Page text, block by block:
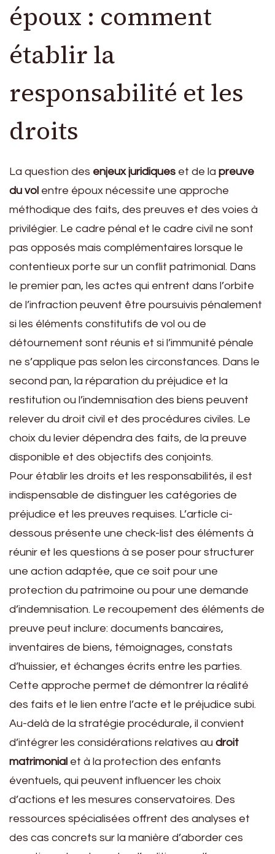
époux : comment
établir la
responsabilité et les
droits
La question des enjeux juridiques et de la preuve
du vol entre époux nécessite une approche
méthodique des faits, des preuves et des voies à
privilégier. Le cadre pénal et le cadre civil ne sont
pas opposés mais complémentaires lorsque le
contentieux porte sur un conflit patrimonial. Dans
le premier pan, les actes qui entrent dans l’orbite
de l’infraction peuvent être poursuivis pénalement
si les éléments constitutifs de vol ou de
détournement sont réunis et si l’immunité pénale
ne s’applique pas selon les circonstances. Dans le
second pan, la réparation du préjudice et la
restitution ou l’indemnisation des biens peuvent
relever du droit civil et des procédures civiles. Le
choix du levier dépendra des faits, de la preuve
disponible et des objectifs des conjoints.
Pour établir les droits et les responsabilités, il est
indispensable de distinguer les catégories de
préjudice et les preuves requises. L’article ci-
dessous présente une check-list des éléments à
réunir et les questions à se poser pour structurer
une action adaptée, que ce soit pour une
protection du patrimoine ou pour une demande
d’indemnisation. Le recoupement des éléments de
preuve peut inclure: documents bancaires,
inventaires de biens, témoignages, constats
d’huissier, et échanges écrits entre les parties.
Cette approche permet de démontrer la réalité
des faits et le lien entre l’acte et le préjudice subi.
Au-delà de la stratégie procédurale, il convient
d’intégrer les considérations relatives au droit
matrimonial et à la protection des enfants
éventuels, qui peuvent influencer les choix
d’actions et les mesures conservatoires. Des
ressources spécialisées offrent des analyses et
des cas concrets sur la manière d’aborder ces